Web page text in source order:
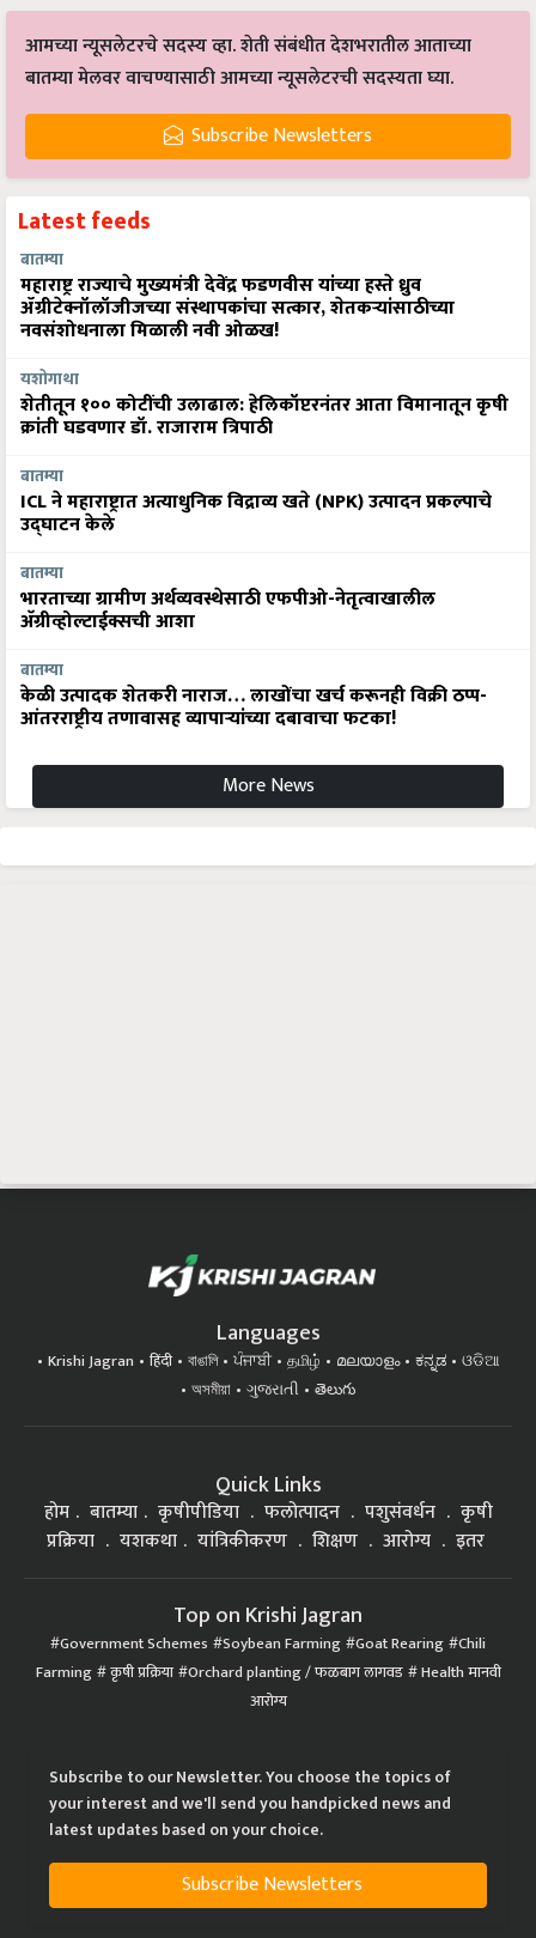
आमच्या न्यूसलेटरचे सदस्य व्हा. शेती संबंधीत देशभरातील आताच्या
बातम्या मेलवर वाचण्यासाठी आमच्या न्यूसलेटरची सदस्यता घ्या.
Subscribe Newsletters
Latest feeds
बातम्या
महाराष्ट्र राज्याचे मुख्यमंत्री देवेंद्र फडणवीस यांच्या हस्ते ध्रुव
ॲग्रीटेक्नॉलॉजीजच्या संस्थापकांचा सत्कार, शेतकऱ्यांसाठीच्या
नवसंशोधनाला मिळाली नवी ओळख!
यशोगाथा
शेतीतून १०० कोटींची उलाढाल: हेलिकॉप्टरनंतर आता विमानातून कृषी
क्रांती घडवणार डॉ. राजाराम त्रिपाठी
बातम्या
ICL ने महाराष्ट्रात अत्याधुनिक विद्राव्य खते (NPK) उत्पादन प्रकल्पाचे
उद्घाटन केले
बातम्या
भारताच्या ग्रामीण अर्थव्यवस्थेसाठी एफपीओ-नेतृत्वाखालील
अ‍ॅग्रीव्होल्टाईक्सची आशा
बातम्या
केळी उत्पादक शेतकरी नाराज… लाखोंचा खर्च करूनही विक्री ठप्प-
आंतरराष्ट्रीय तणावासह व्यापाऱ्यांच्या दबावाचा फटका!
More News
Languages
Krishi Jagran हिंदी বাঙালি ਪੰਜਾਬੀ தமிழ் മലയാളം ಕನ್ನಡ
ଓଡିଆ
অসমীয়া
ગુજરાતી తెలుగు
Quick Links
होम बातम्या कृषीपीडिया फलोत्पादन पशुसंवर्धन
कृषी
प्रक्रिया
यशकथा यांत्रिकीकरण शिक्षण आरोग्य इतर
Top on Krishi Jagran
Government Schemes Soybean Farming Goat Rearing Chili
Farming कृषी प्रक्रिया Orchard planting / फळबाग लागवड Health मानवी
आरोग्य
Subscribe to our Newsletter. You choose the topics of
your interest and we'll send you handpicked news and
latest updates based on your choice.
Subscribe Newsletters